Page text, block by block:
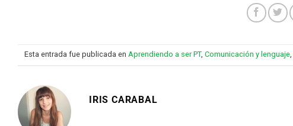
Esta entrada fue publicada en Aprendiendo a ser PT, Comunicación y lenguaje,
IRIS CARABAL